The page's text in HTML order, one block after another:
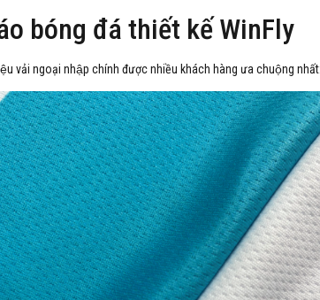
bóng đá thiết kế WinFly
vải ngoại nhập chính được nhiều khách hàng ưa chuộng nhất: